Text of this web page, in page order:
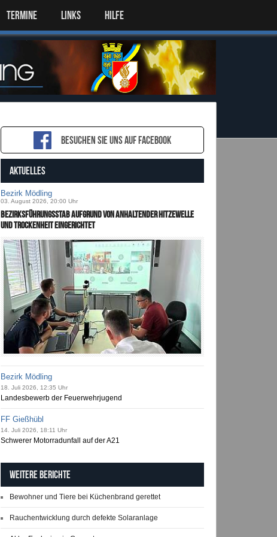
TERMINE LINKS HILFE
Besuchen sie uns auf Facebook
AKTUELLES
Bezirk Mödling
03. August 2026, 20:00 Uhr
Bezirksführungsstab aufgrund von anhaltender Hitzewelle
und Trockenheit eingerichtet
Bezirk Mödling
18. Juli 2026, 12:35 Uhr
Landesbewerb der Feuerwehrjugend
FF Gießhübl
14. Juli 2026, 18:11 Uhr
Schwerer Motorradunfall auf der A21
Weitere Berichte
Bewohner und Tiere bei Küchenbrand gerettet
Rauchentwicklung durch defekte Solaranlage